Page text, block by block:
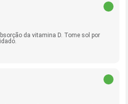
da vitamina D. Tome sol por